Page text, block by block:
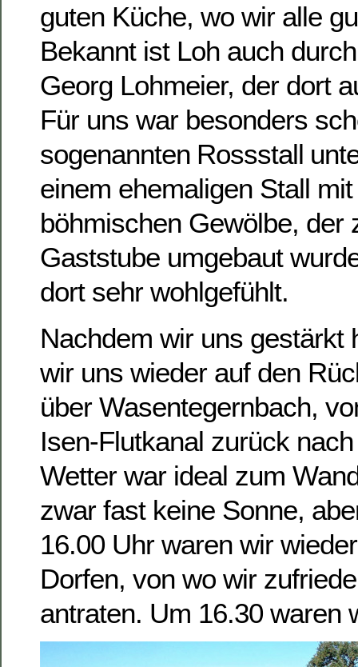
guten Küche, wo wir alle
Bekannt ist Loh auch
Georg Lohmeier, der dort
Für uns war besonders
sogenannten Rossstall
einem ehemaligen Stall
böhmischen Gewölbe, der
Gaststube umgebaut
dort sehr wohlgefühlt.
Nachdem wir uns gestärkt
wir uns wieder auf den
über Wasentegernbach,
Isen-Flutkanal zurück
Wetter war ideal zum
zwar fast keine Sonne,
16.00 Uhr waren wir
Dorfen, von wo wir
antraten. Um 16.30 waren